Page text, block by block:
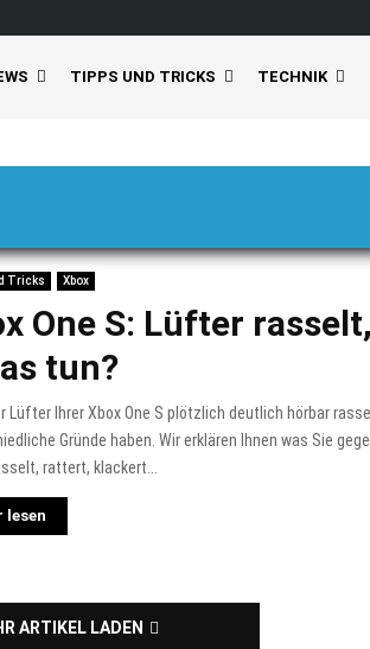
TIPPS UND TRICKS TECHNIK
Tricks Xbox
One S: Lüfter
tun?
Lüfter Ihrer Xbox One S plötzlich deutlich hörbar
Gründe haben. Wir erklären Ihnen was Sie
rattert, klackert...
lesen
ARTIKEL LADEN